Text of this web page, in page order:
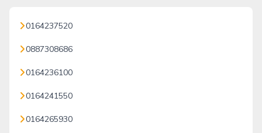
0164237520
0887308686
0164236100
0164241550
0164265930